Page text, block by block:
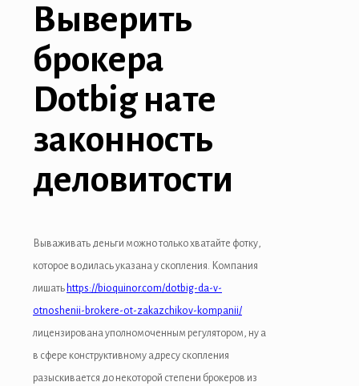
Выверить
брокера
Dotbig нате
законность
деловитости
Вываживать деньги можно только хватайте фотку,
которое водилась указана у скопления. Компания
лишать https://bioquinor.com/dotbig-da-v-
otnoshenii-brokere-ot-zakazchikov-kompanii/
лицензирована уполномоченным регулятором, ну а
в сфере конструктивному адресу скопления
разыскивается до некоторой степени брокеров из